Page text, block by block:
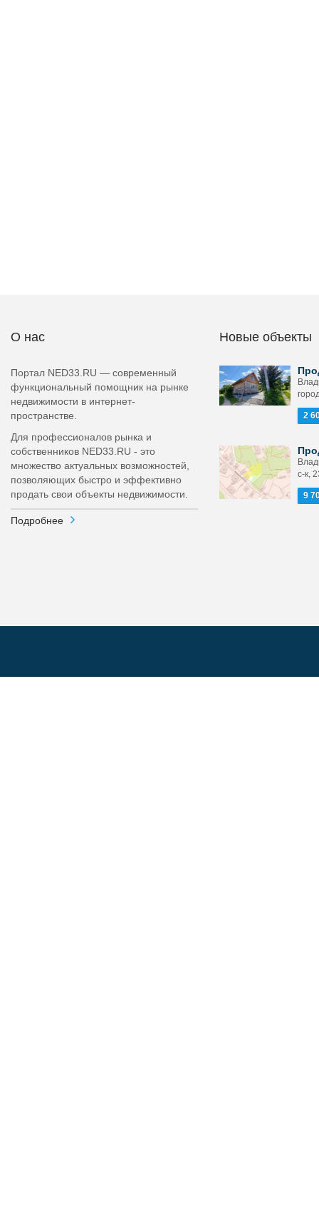
О нас
Портал NED33.RU — современный
функциональный помощник на рынке
недвижимости в интернет-
пространстве.
Для профессионалов рынка и
собственников NED33.RU - это
множество актуальных возможностей,
позволяющих быстро и эффективно
продать свои объекты недвижимости.
Подробнее
Новые объекты
2
с-к,
9